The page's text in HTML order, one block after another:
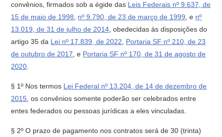
convênios, firmados sob a égide das Leis Federais nº 9.637, de
15 de maio de 1998
nº 9.790, de 23 de março de 1999 , e nº
13.019, de 31 de julho de 2014 , obedecidas às disposições do
artigo 35 da Lei nº 17.839, de 2022
Portaria SF nº 210, de 23
de outubro de 2017 , e Portaria SF nº 170, de 31 de agosto de
2020
§ 1º Nos termos Lei Federal nº 13.204, de 14 de dezembro de
2015 , os convênios somente poderão ser celebrados entre
entes federados ou pessoas jurídicas a eles vinculadas.
§ 2º O prazo de pagamento nos contratos será de 30 (trinta)